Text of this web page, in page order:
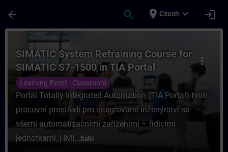
arrow_back search place Czech expand_more login
Kurz - SIMATIC System Retraining
more_vert
SIMATIC System Retraining Course for
SIMATIC S7-1500 in TIA Portal
Learning Event - Classroom
Portál Totally Integrated Automation (TIA Portal) tvoří
pracovní prostředí pro integrované inženýrství se
všemi automatizačními zařízeními – řídicími
jednotkami, HMI... Další